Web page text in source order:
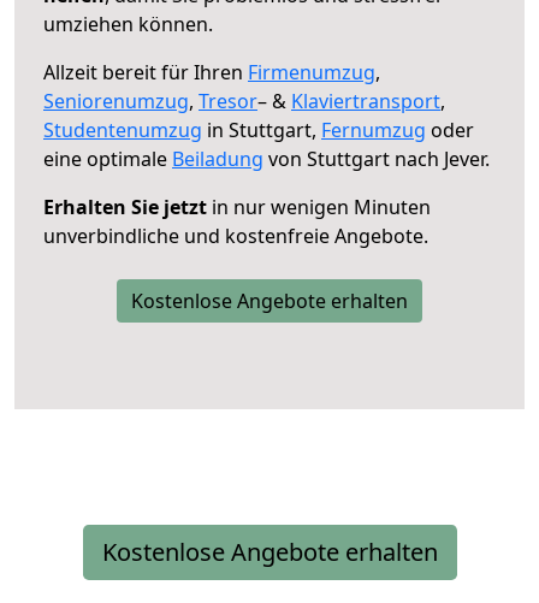
umziehen können.
Allzeit bereit für Ihren Firmenumzug,
Seniorenumzug, Tresor– & Klaviertransport,
Studentenumzug in Stuttgart, Fernumzug oder
eine optimale Beiladung von Stuttgart nach Jever.
Erhalten Sie jetzt in nur wenigen Minuten
unverbindliche und kostenfreie Angebote.
Kostenlose Angebote erhalten
Kostenlose Angebote erhalten